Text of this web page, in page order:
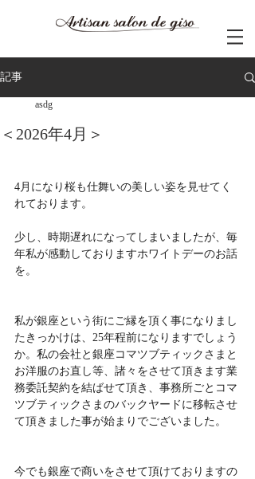
記事
＜2026年4月＞
asdg
4月になり桜も仕舞いの美しい姿を見せてく
れております。
少し、時期遅れになってしまいましたが、毎
年私が感動しておりますホワイトデーのお話
を。
私が銀座という街にご縁を頂く事になりまし
たきっかけは、25年程前になりますでしょう
か。私の会社と銀座コマツブティックさまと
お洋服のお直し等、諸々をさせて頂きます業
務委託契約を結ばせて頂き、事務所ごとコマ
ツブティックさまのバックヤードに移転させ
て頂きました事が始まりでございました。
今でも銀座で商いをさせて頂けておりますの